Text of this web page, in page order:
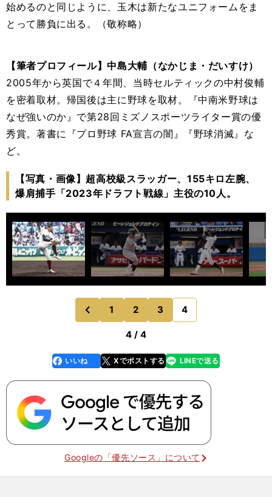
始めるのと同じように、玉木は新たなユニフォームをま
とって勝負に出る。（敬称略）
【筆者プロフィール】中島大輔（なかじま・だいすけ）
2005年から英国で４年間、当時セルティックの中村俊輔
を密着取材。帰国後は主に野球を取材。『中南米野球は
なぜ強いのか』で第28回ミズノスポーツライター賞の優
秀賞。著書に『プロ野球 FA宣言の闇』『野球消滅』な
ど。
【写真・画像】超高校級スラッガー、155キロ左腕、
爆肩捕手「2023年ドラフト戦線」主役の10人。
前
のページへ
1 2 3 4
4 / 4
faceboo
k
いいね Xでポストする
line LINEで送る
Googleの「優先ソース」について